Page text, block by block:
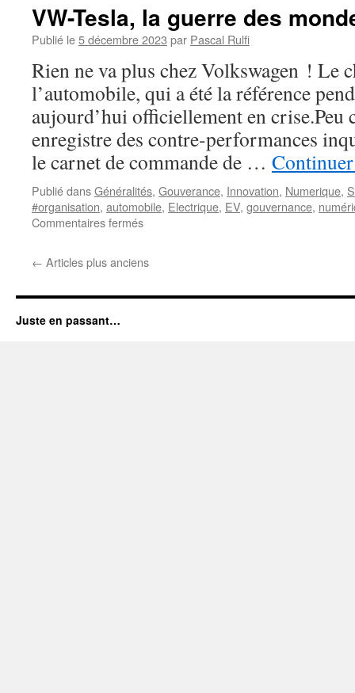
VW-Tesla, la guerre des
Publié le5 décembre 2023 par Pascal Rulfi
Rien ne va plus chez Volkswagen ! Le
l’automobile, qui a été la référence
aujourd’hui officiellement en crise.Peu
enregistre des contre-performances
le carnet de commande de …
Publié dansGénéralités, Gouverance, Innovation, Numerique,
#organisation, automobile, Electrique, EV, gouvernance,
Commentaires ferméssur
la
des
← Articles plus anciens
Juste en passant…